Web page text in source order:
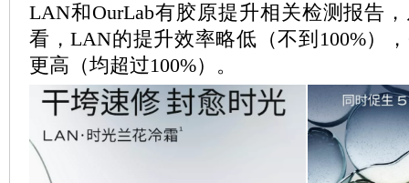
LAN和OurLab有胶原提升相关检测报告
看，LAN的提升效率略低（不到100%）
更高（均超过100%）。